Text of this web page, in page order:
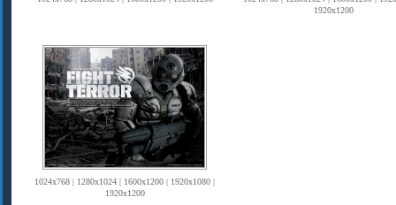
1920x1200
1024x768 | 1280x1024 | 1600x1200 | 1920x1080 |
1920x1200